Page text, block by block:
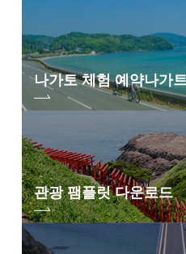
나가토 체험 예약나가
관광 팸플릿 다운로드